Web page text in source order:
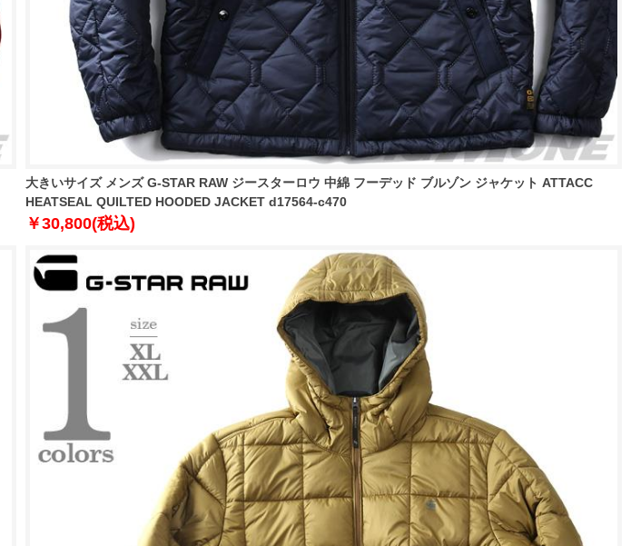
大きいサイズ メンズ G-STAR RAW ジースターロウ 中綿 フーデッド ブルゾン ジャケット ATTACC
HEATSEAL QUILTED HOODED JACKET d17564-c470
￥30,800(税込)